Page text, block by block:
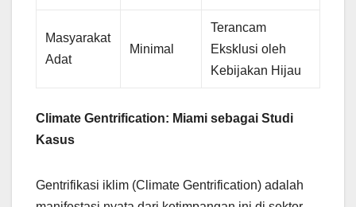
Masyarakat
Adat
Minimal
Terancam
Eksklusi oleh
Kebijakan Hijau
Climate Gentrification: Miami sebagai Studi
Kasus
Gentrifikasi iklim (Climate Gentrification) adalah